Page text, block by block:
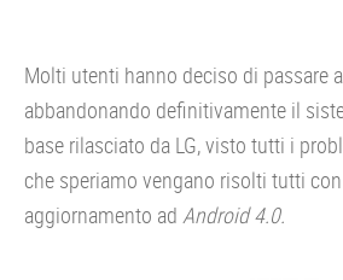
Molti utenti hanno deciso di passare
abbandonando definitivamente il
base rilasciato da LG, visto tutti i
che speriamo vengano risolti tutti
aggiornamento ad Android 4.0.